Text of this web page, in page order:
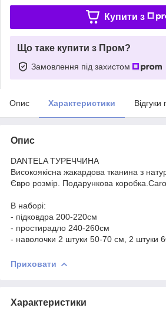
Купити з
Що таке купити з Пром?
Замовлення під захистом
Опис Характеристики
Опис
DANTELA ТУРЕЧЧИНА
Високоякісна жакардова тканина з
Євро розмір. Подарункова
В наборі:
- підковдра 200-220см
- простирадло 240-260см
- наволочки 2 штуки 50-70 см, 2 штуки
Приховати
Характеристики